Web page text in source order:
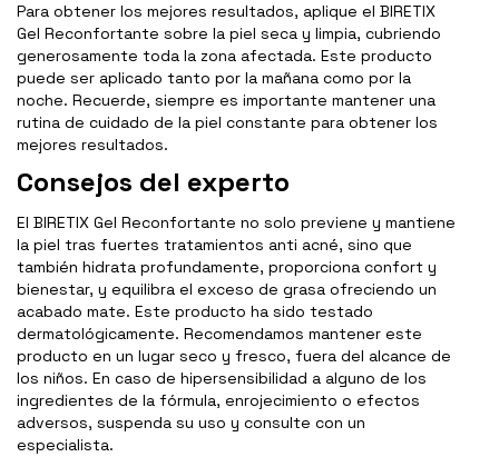
Para obtener los mejores resultados, aplique el BIRETIX
Gel Reconfortante sobre la piel seca y limpia, cubriendo
generosamente toda la zona afectada. Este producto
puede ser aplicado tanto por la mañana como por la
noche. Recuerde, siempre es importante mantener una
rutina de cuidado de la piel constante para obtener los
mejores resultados.
Consejos del experto
El BIRETIX Gel Reconfortante no solo previene y mantiene
la piel tras fuertes tratamientos anti acné, sino que
también hidrata profundamente, proporciona confort y
bienestar, y equilibra el exceso de grasa ofreciendo un
acabado mate. Este producto ha sido testado
dermatológicamente. Recomendamos mantener este
producto en un lugar seco y fresco, fuera del alcance de
los niños. En caso de hipersensibilidad a alguno de los
ingredientes de la fórmula, enrojecimiento o efectos
adversos, suspenda su uso y consulte con un
especialista.